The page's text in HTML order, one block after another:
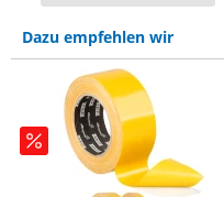
Dazu empfehlen wir